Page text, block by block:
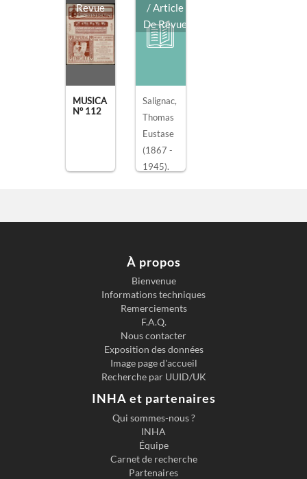
Revue
MUSICA
N° 112
/ Article
De Revue
Salignac,
Thomas
Eustase
(1867 -
1945).
1912
À propos
Bienvenue
Informations techniques
Remerciements
F.A.Q.
Nous contacter
Exposition des données
Image page d'accueil
Recherche par UUID/UK
INHA et partenaires
Qui sommes-nous ?
INHA
Équipe
Carnet de recherche
Partenaires